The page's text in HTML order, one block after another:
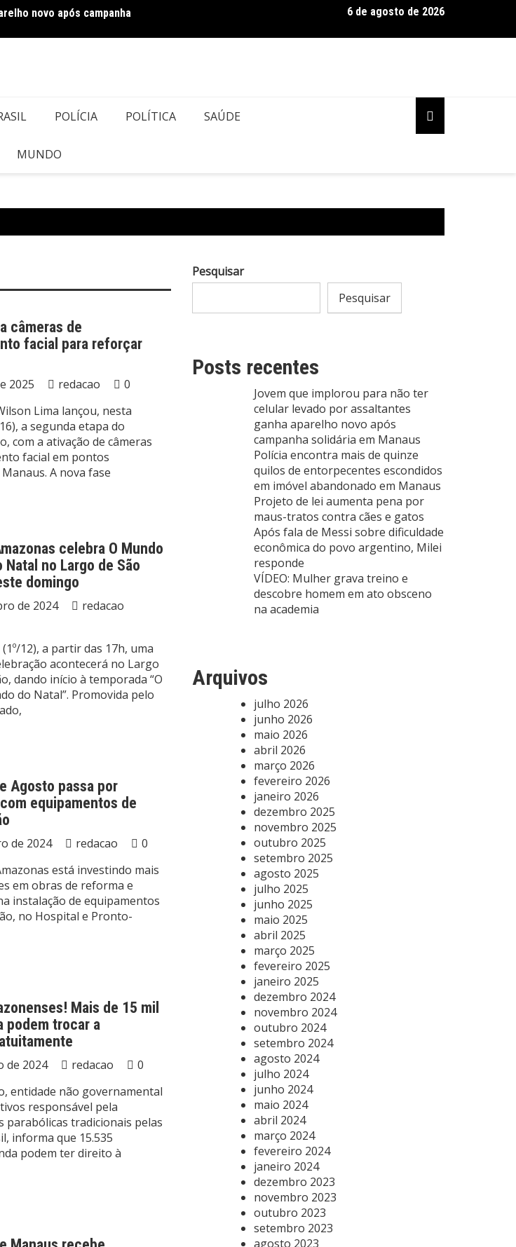
novo após campanha
abandonado em Manaus Projeto de lei aumenta pena por maus-tratos contra cães e gatos
6 de agosto de 2026
POLÍCIA POLÍTICA SAÚDE
MUNDO
câmeras de
facial para reforçar
2025 redacao
0
Lima lançou, nesta
a segunda etapa do
com a ativação de câmeras
facial em pontos
A nova fase
celebra O Mundo
Natal no Largo de São
domingo
de 2024
redacao
12), a partir das 17h, uma
acontecerá no Largo
dando início à temporada “O
do Natal”. Promovida pelo
Agosto passa por
equipamentos de
de 2024 redacao
0
está investindo mais
em obras de reforma e
instalação de equipamentos
no Hospital e Pronto-
Mais de 15 mil
podem trocar a
de 2024 redacao
0
entidade não governamental
responsável pela
parabólicas tradicionais pelas
informa que 15.535
podem ter direito à
Pesquisar
Pesquisar
Posts recentes
Jovem que implorou para não ter
celular levado por assaltantes
ganha aparelho novo após
campanha solidária em Manaus
Polícia encontra mais de quinze
quilos de entorpecentes escondidos
em imóvel abandonado em Manaus
Projeto de lei aumenta pena por
maus-tratos contra cães e gatos
Após fala de Messi sobre dificuldade
econômica do povo argentino, Milei
responde
VÍDEO: Mulher grava treino e
descobre homem em ato obsceno
na academia
Arquivos
julho 2026
junho 2026
maio 2026
abril 2026
março 2026
fevereiro 2026
janeiro 2026
dezembro 2025
novembro 2025
outubro 2025
setembro 2025
agosto 2025
julho 2025
junho 2025
maio 2025
abril 2025
março 2025
fevereiro 2025
janeiro 2025
dezembro 2024
novembro 2024
outubro 2024
setembro 2024
agosto 2024
julho 2024
junho 2024
maio 2024
abril 2024
março 2024
fevereiro 2024
janeiro 2024
dezembro 2023
novembro 2023
outubro 2023
setembro 2023
agosto 2023